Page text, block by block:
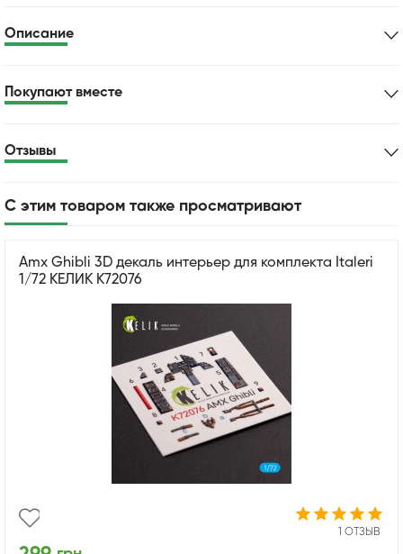
Описание
Покупают вместе
Отзывы
С этим товаром также просматривают
Amx Ghibli 3D декаль интерьер для комплекта Italeri
1/72 КЕЛИК K72076
1 ОТЗЫВ